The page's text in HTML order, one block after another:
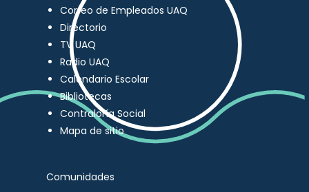
Correo de Empleados UAQ
Directorio
TV UAQ
Radio UAQ
Calendario Escolar
Bibliotecas
Contraloría Social
Mapa de sitio
Comunidades